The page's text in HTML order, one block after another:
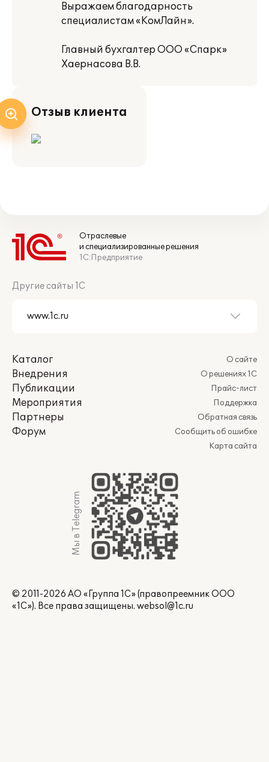
Выражаем благодарность
специалистам «КомЛайн».
Главный бухгалтер ООО «Спарк»
Хаернасова В.В.
Отзыв клиента
Отраслевые
и специализированные решения
1С:Предприятие
Другие сайты 1С
Каталог
Внедрения
Публикации
Мероприятия
Партнеры
Форум
О сайте
О решениях 1С
Прайс-лист
Поддержка
Обратная связь
Сообщить об ошибке
Карта сайта
Мы в Telegram
© 2011-2026 АО «Группа 1С» (правопреемник ООО
«1С»). Все права защищены. websol@1c.ru